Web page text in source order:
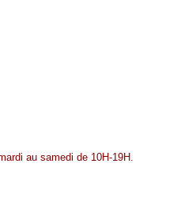
au samedi de 10H-19H.